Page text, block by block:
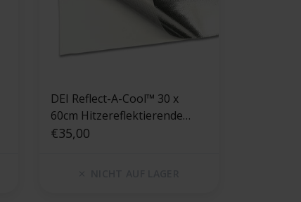
DEI Reflect-A-Cool™ 30 x
60cm Hitzereflektierende
Folie
€35,00